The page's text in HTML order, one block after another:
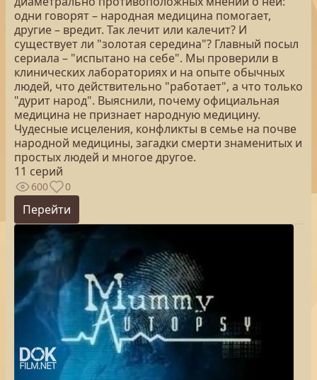
одни говорят – народная медицина помогает,
другие – вредит. Так лечит или калечит? И
существует ли "золотая середина"? Главный посыл
сериала – "испытано на себе". Мы проверили в
клинических лабораториях и на опыте обычных
людей, что действительно "работает", а что только
"дурит народ". Выяснили, почему официальная
медицина не признает народную медицину.
Чудесные исцеления, конфликты в семье на почве
народной медицины, загадки смерти знаменитых и
простых людей и многое другое.
11 серий
600 0
Перейти